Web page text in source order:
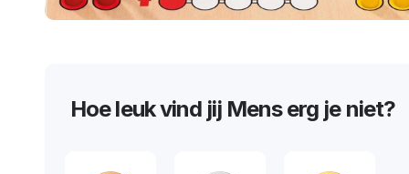
Hoe leuk vind jij Mens erg je niet?